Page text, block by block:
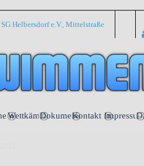
Helbersdorf e.V., Mittelstraße
▼
Wettkämpfe▼
DokumenteKontakt Impressum